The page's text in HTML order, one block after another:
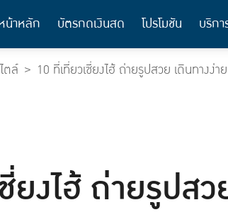
น้าหลัก บัตรกดเงินสด โปรโมชัน บริกา
ตล์ 10 ที่เที่ยวเซี่ยงไฮ้ ถ่ายรูปสวย เดินทางง่า
ยงไฮ้ ถ่ายรูปส